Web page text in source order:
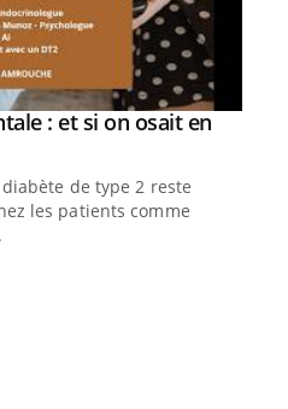
: et si on osait en
de type 2 reste
les patients comme